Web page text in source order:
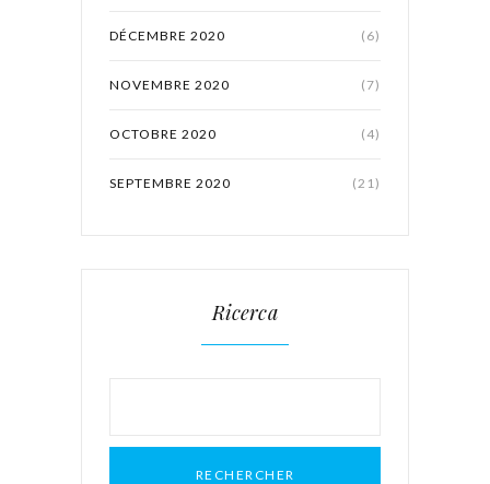
DÉCEMBRE 2020 (6)
NOVEMBRE 2020 (7)
OCTOBRE 2020 (4)
SEPTEMBRE 2020 (21)
Ricerca